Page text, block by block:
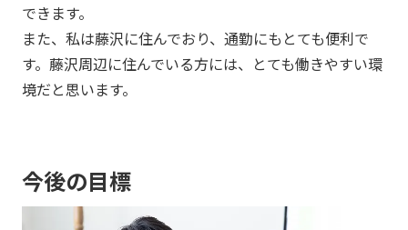
できます。
また、私は藤沢に住んでおり、通勤にもとても便利で
す。藤沢周辺に住んでいる方には、とても働きやすい環
境だと思います。
今後の目標